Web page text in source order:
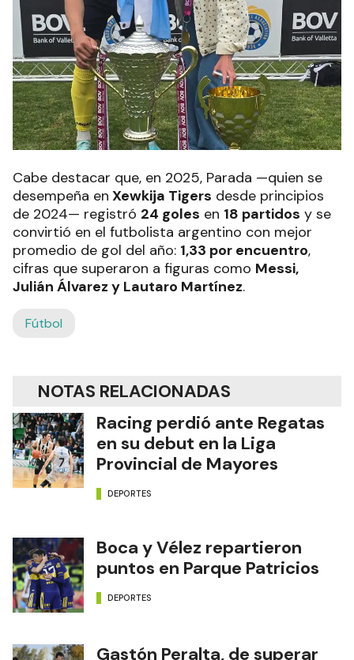
Cabe destacar que, en 2025, Parada —quien se
desempeña en Xewkija Tigers desde principios
de 2024— registró 24 goles en 18 partidos y se
convirtió en el futbolista argentino con mejor
promedio de gol del año: 1,33 por encuentro,
cifras que superaron a figuras como Messi,
Julián Álvarez y Lautaro Martínez.
Fútbol
NOTAS RELACIONADAS
Racing perdió ante Regatas
en su debut en la Liga
Provincial de Mayores
DEPORTES
Boca y Vélez repartieron
puntos en Parque Patricios
DEPORTES
Gastón Peralta, de superar